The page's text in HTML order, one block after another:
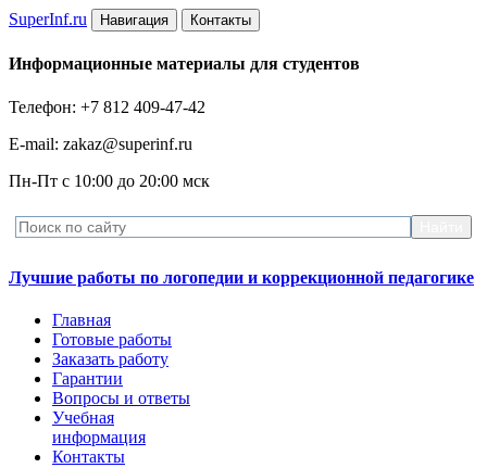
SuperInf.ru Навигация Контакты
Информационные материалы для студентов
Телефон: +7 812 409-47-42
E-mail: zakaz@superinf.ru
Пн-Пт с 10:00 до 20:00 мск
Лучшие работы по логопедии и коррекционной педагогике
Главная
Готовые работы
Заказать работу
Гарантии
Вопросы и ответы
Учебная
информация
Контакты